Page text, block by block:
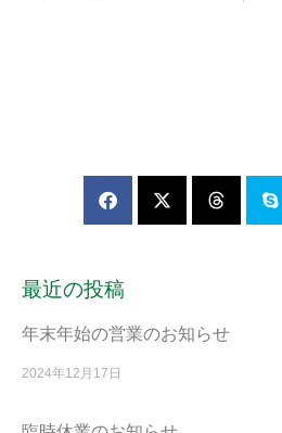
最近の投稿
年末年始の営業のお知らせ
2024年12月17日